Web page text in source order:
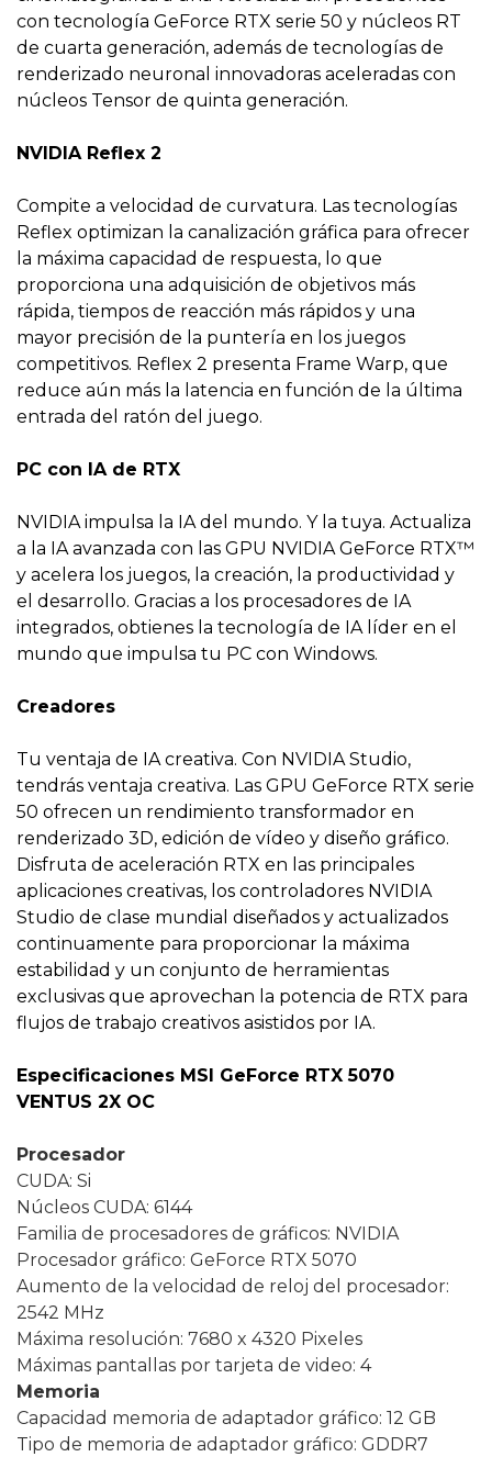
con tecnología GeForce RTX serie 50 y núcleos RT
de cuarta generación, además de tecnologías de
renderizado neuronal innovadoras aceleradas con
núcleos Tensor de quinta generación.
NVIDIA Reflex 2
Compite a velocidad de curvatura. Las tecnologías
Reflex optimizan la canalización gráfica para ofrecer
la máxima capacidad de respuesta, lo que
proporciona una adquisición de objetivos más
rápida, tiempos de reacción más rápidos y una
mayor precisión de la puntería en los juegos
competitivos. Reflex 2 presenta Frame Warp, que
reduce aún más la latencia en función de la última
entrada del ratón del juego.
PC con IA de RTX
NVIDIA impulsa la IA del mundo. Y la tuya. Actualiza
a la IA avanzada con las GPU NVIDIA GeForce RTX™
y acelera los juegos, la creación, la productividad y
el desarrollo. Gracias a los procesadores de IA
integrados, obtienes la tecnología de IA líder en el
mundo que impulsa tu PC con Windows.
Creadores
Tu ventaja de IA creativa. Con NVIDIA Studio,
tendrás ventaja creativa. Las GPU GeForce RTX serie
50 ofrecen un rendimiento transformador en
renderizado 3D, edición de vídeo y diseño gráfico.
Disfruta de aceleración RTX en las principales
aplicaciones creativas, los controladores NVIDIA
Studio de clase mundial diseñados y actualizados
continuamente para proporcionar la máxima
estabilidad y un conjunto de herramientas
exclusivas que aprovechan la potencia de RTX para
flujos de trabajo creativos asistidos por IA.
Especificaciones MSI GeForce RTX 5070
VENTUS 2X OC
Procesador
CUDA: Si
Núcleos CUDA: 6144
Familia de procesadores de gráficos: NVIDIA
Procesador gráfico: GeForce RTX 5070
Aumento de la velocidad de reloj del procesador:
2542 MHz
Máxima resolución: 7680 x 4320 Pixeles
Máximas pantallas por tarjeta de video: 4
Memoria
Capacidad memoria de adaptador gráfico: 12 GB
Tipo de memoria de adaptador gráfico: GDDR7